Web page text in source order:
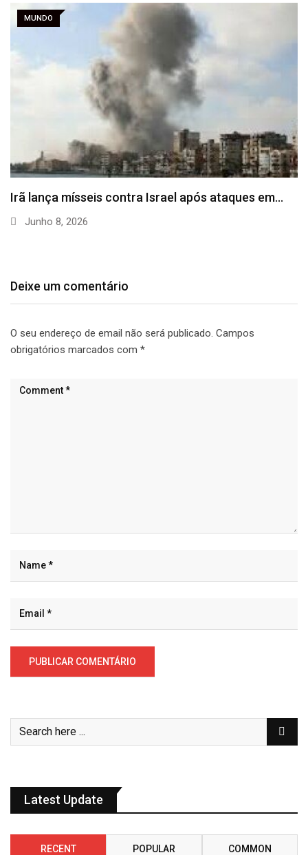
MUNDO
Irã lança mísseis contra Israel após ataques em…
Junho 8, 2026
Deixe um comentário
O seu endereço de email não será publicado. Campos
obrigatórios marcados com *
Latest Update
RECENT POPULAR COMMON